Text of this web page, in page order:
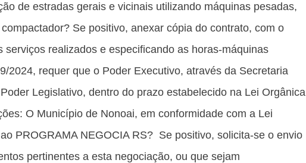
de estradas gerais e vicinais utilizando máquinas pesadas,
Se positivo, anexar cópia do contrato, com o
serviços realizados e especificando as horas-máquinas
2024, requer que o Poder Executivo, através da Secretaria
Legislativo, dentro do prazo estabelecido na Lei Orgânica
O Município de Nonoai, em conformidade com a Lei
PROGRAMA NEGOCIA RS? Se positivo, solicita-se o envio
pertinentes a esta negociação, ou que sejam